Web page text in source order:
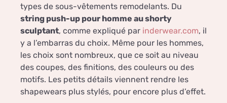
types de sous-vêtements remodelants. Du
string push-up pour homme au shorty
sculptant, comme expliqué par inderwear.com, il
y a l’embarras du choix. Même pour les hommes,
les choix sont nombreux, que ce soit au niveau
des coupes, des finitions, des couleurs ou des
motifs. Les petits détails viennent rendre les
shapewears plus stylés, pour encore plus d’effet.